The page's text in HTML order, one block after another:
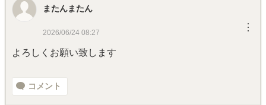
またんまたん
2026/06/24 08:27 ︙
よろしくお願い致します
コメント